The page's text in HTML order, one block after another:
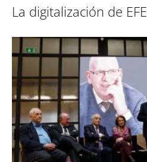
La digitalización de EFE